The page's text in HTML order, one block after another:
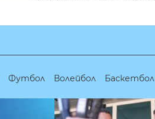
Футбол Волейбол Баскетбол